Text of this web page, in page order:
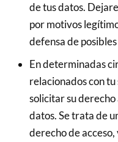
de tus datos.
por motivos
defensa de
En determinadas
relacionados con
solicitar su
datos. Se trata de
derecho de